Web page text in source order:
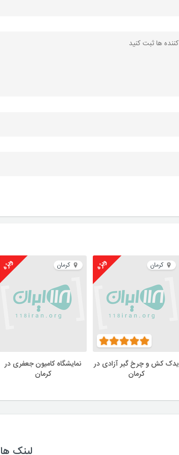
کرمان ویژه
یدک کش و چرخ گیر آزادی در
کرمان
کرمان ویژه
نمایشگاه کامیون جعفری در
کرمان
لینک ها